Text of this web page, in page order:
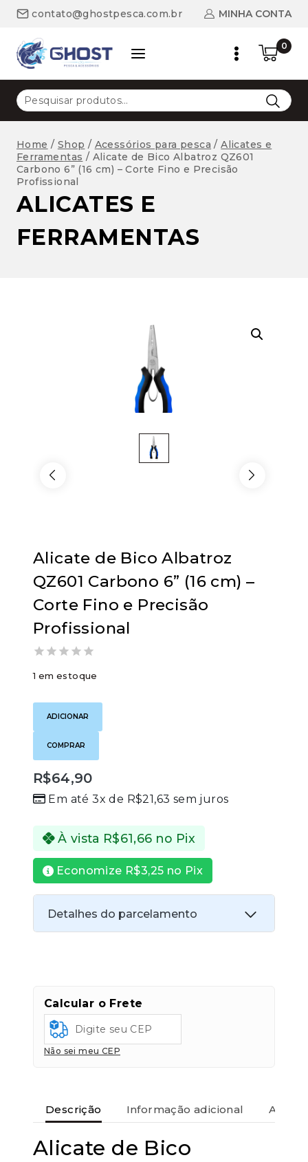
contato@ghostpesca.com.br MINHA CONTA
0
Pesquisar
por:
Home / Shop / Acessórios para pesca / Alicates e
Ferramentas / Alicate de Bico Albatroz QZ601
Carbono 6” (16 cm) – Corte Fino e Precisão
Profissional
ALICATES E
FERRAMENTAS
Alicate de Bico Albatroz
QZ601 Carbono 6” (16 cm) –
Corte Fino e Precisão
Profissional
out
5
1 em estoque
Alicate
QZ601
Carbono
6”
(16
cm)
Corte
Fino
e
Precisão
Profissional
quantidade
ADICIONAR
COMPRAR
R$64,90
Em até 3x de R$21,63 sem juros
À vista R$61,66 no Pix
Economize R$3,25 no Pix
Detalhes do parcelamento
EconomizeR$
Cartões de crédito:
Cartões de débito:
Calcular o Frete
Não sei meu CEP
Descrição Informação adicional
Alicate de Bico